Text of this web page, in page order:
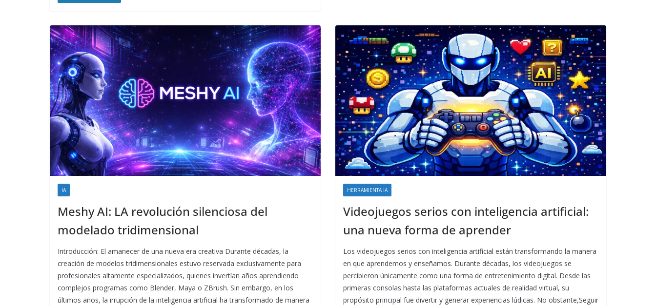
IA
Meshy AI: LA revolución silenciosa del
modelado tridimensional
Introducción: El amanecer de una nueva era creativa Durante décadas, la
creación de modelos tridimensionales estuvo reservada exclusivamente para
profesionales altamente especializados, quienes invertían años aprendiendo
complejos programas como Blender, Maya o ZBrush. Sin embargo, en los
últimos años, la irrupción de la inteligencia artificial ha transformado de manera
HERRAMIENTA IA
Videojuegos serios con inteligencia artificial:
una nueva forma de aprender
Los videojuegos serios con inteligencia artificial están transformando la manera
en que aprendemos y enseñamos. Durante décadas, los videojuegos se
percibieron únicamente como una forma de entretenimiento digital. Desde las
primeras consolas hasta las plataformas actuales de realidad virtual, su
propósito principal fue divertir y generar experiencias lúdicas. No obstante,Seguir